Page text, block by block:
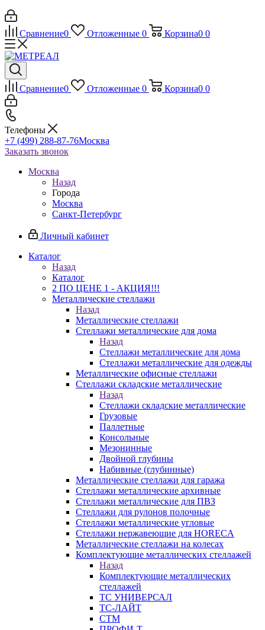
Сравнение0 Отложенные 0 Корзина0 0
Сравнение0 Отложенные 0 Корзина0 0
Телефоны
+7 (499) 288-87-76Москва
Заказать звонок
Москва
Назад
Города
Москва
Санкт-Петербург
Личный кабинет
Каталог
Назад
Каталог
2 ПО ЦЕНЕ 1 - АКЦИЯ!!!
Металлические стеллажи
Назад
Металлические стеллажи
Стеллажи металлические для дома
Назад
Стеллажи металлические для дома
Стеллажи металлические для одежды
Металлические офисные стеллажи
Стеллажи складские металлические
Назад
Стеллажи складские металлические
Грузовые
Паллетные
Консольные
Мезонинные
Двойной глубины
Набивные (глубинные)
Металлические стеллажи для гаража
Стеллажи металлические архивные
Стеллажи металлические для ПВЗ
Стеллажи для рулонов полочные
Стеллажи металлические угловые
Стеллажи нержавеющие для HORECA
Металлические стеллажи на колесах
Комплектующие металлических стеллажей
Назад
Комплектующие металлических
стеллажей
ТС УНИВЕРСАЛ
ТС-ЛАЙТ
СТМ